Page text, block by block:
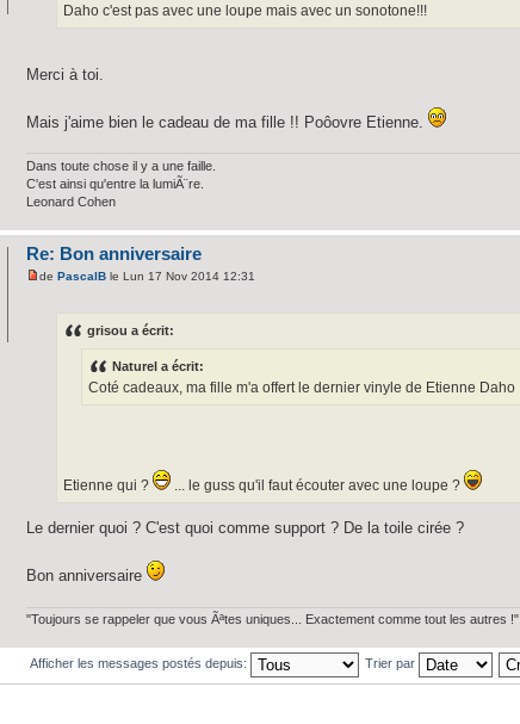
Daho c'est pas avec une loupe mais avec un sonotone!!!
Merci à toi.
Mais j'aime bien le cadeau de ma fille !! Poôovre Etienne.
Dans toute chose il y a une faille.
C'est ainsi qu'entre la lumiÃ¨re.
Leonard Cohen
Re: Bon anniversaire
dePascalB le Lun 17 Nov 2014 12:31
grisou a écrit:
Naturel a écrit:
Coté cadeaux, ma fille m'a offert le dernier vinyle de Etienne Daho
Etienne qui ? ... le guss qu'il faut écouter avec une loupe ?
Le dernier quoi ? C'est quoi comme support ? De la toile cirée ?
Bon anniversaire
"Toujours se rappeler que vous Ãªtes uniques... Exactement comme tout les autres !"
Afficher les messages postés depuis: Trier par